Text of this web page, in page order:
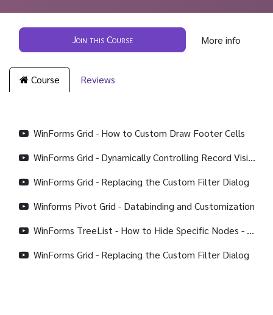
Join this Course More info
Course Reviews
WinForms Grid - How to Custom Draw Footer Cells
WinForms Grid - Dynamically Controlling Record Visibility with the XtraGrid
WinForms Grid - Replacing the Custom Filter Dialog
Winforms Pivot Grid - Databinding and Customization
WinForms TreeList - How to Hide Specific Nodes - Tutorial
WinForms Grid - Replacing the Custom Filter Dialog